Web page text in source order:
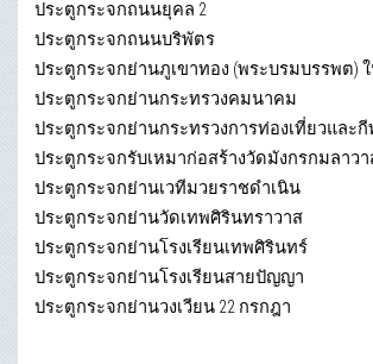
ประตูกระจกถนนยุคล 2
ประตูกระจกถนนบริพัตร
ประตูกระจกย่านภูเขาทอง (พระบรมบรรพต)
ประตูกระจกย่านกระทรวงคมนาคม
ประตูกระจกย่านกระทรวงการท่องเที่ยวและกี
ประตูกระจกรับเหมาก่อสร้างวัดมังกรกมลาวา
ประตูกระจกย่านเวทีมวยราชดำเนิน
ประตูกระจกย่านวัดเทพศิรินทราวาส
ประตูกระจกย่านโรงเรียนเทพศิรินทร์
ประตูกระจกย่านโรงเรียนสายปัญญา
ประตูกระจกย่านวงเวียน 22 กรกฎา